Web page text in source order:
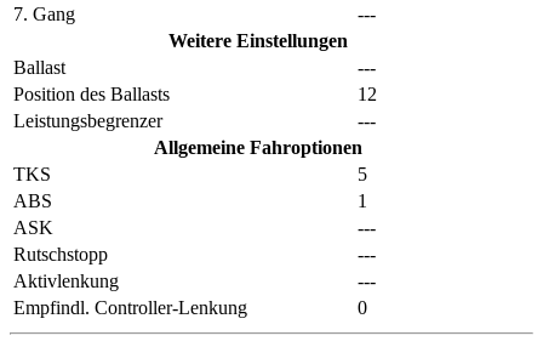
7. Gang
---
Weitere Einstellungen
Ballast
---
Position des Ballasts
12
Leistungsbegrenzer
---
Allgemeine Fahroptionen
TKS
5
ABS
1
ASK
---
Rutschstopp
---
Aktivlenkung
---
Empfindl. Controller-Lenkung
0